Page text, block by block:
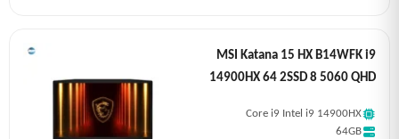
MSI Katana 15 HX B14WFK i9
14900HX 64 2SSD 8 5060 QHD
Core i9 Intel i9 14900HX
64GB